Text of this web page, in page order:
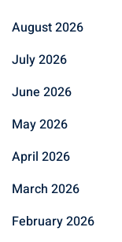
August 2026
July 2026
June 2026
May 2026
April 2026
March 2026
February 2026